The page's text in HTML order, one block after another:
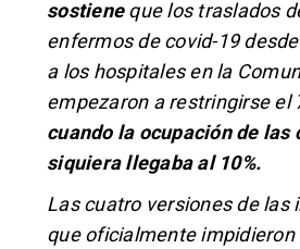
sostieneque los traslados
enfermos de covid-19
a los hospitales en la
empezaron a restringirse el
cuando la ocupación de las
siquiera llegaba al 10%.
Las cuatro versiones de las
que oficialmente impidieron